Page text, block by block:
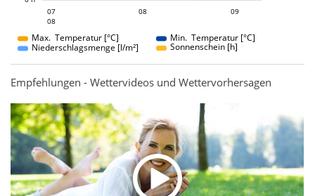
07
08
08 09
Max. Temperatur [°C]
Min. Temperatur [°C]
Niederschlagsmenge [l/m²]
Sonnenschein [h]
Empfehlungen - Wettervideos und Wettervorhersagen